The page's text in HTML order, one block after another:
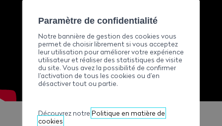
Paramètre de confidentialité
Notre bannière de gestion des cookies vous
permet de choisir librement si vous acceptez
leur utilisation pour améliorer votre expérience
utilisateur et réaliser des statistiques de visite
du site. Vous avez la possibilité de confirmer
l’activation de tous les cookies ou d’en
désactiver tout ou partie.
Découvrez notre Politique en matière de
cookies